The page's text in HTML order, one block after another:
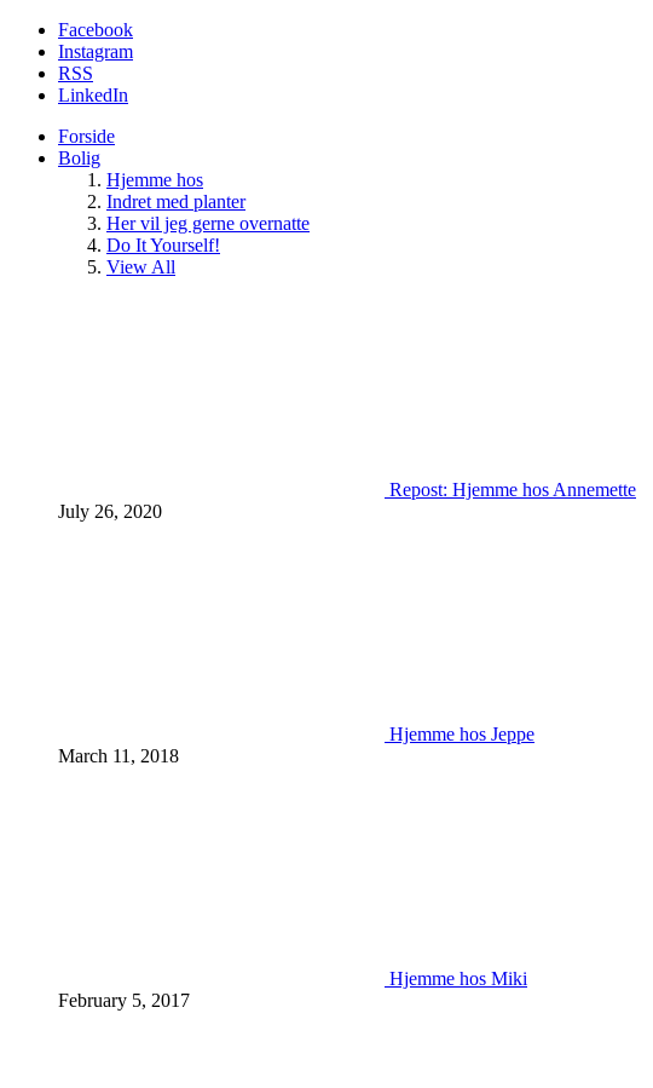
Facebook
Instagram
RSS
LinkedIn
Forside
Bolig
Hjemme hos
Indret med planter
Her vil jeg gerne overnatte
Do It Yourself!
View All
Repost: Hjemme hos Annemette
July 26, 2020
Hjemme hos Jeppe
March 11, 2018
Hjemme hos Miki
February 5, 2017